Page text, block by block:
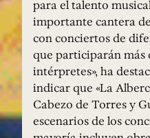
para el talento
importante cantera
con conciertos de
que participarán más
intérpretes», ha
indicar que «La
Cabezo de Torres y
escenarios de los